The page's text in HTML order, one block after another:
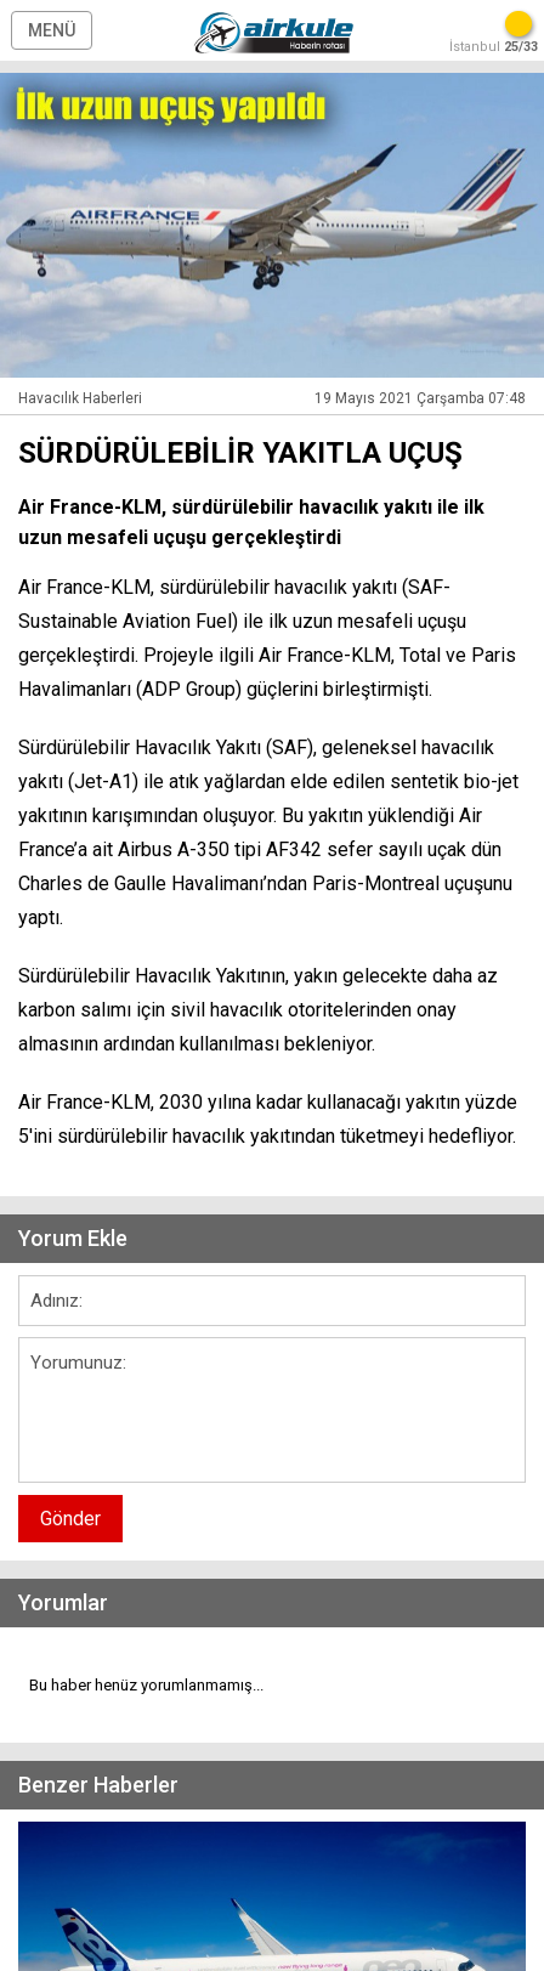
MENÜ
İstanbul 25/33
Havacılık Haberleri 19 Mayıs 2021 Çarşamba 07:48
SÜRDÜRÜLEBİLİR YAKITLA UÇUŞ
Air France-KLM, sürdürülebilir havacılık yakıtı ile ilk
uzun mesafeli uçuşu gerçekleştirdi
Air France-KLM, sürdürülebilir havacılık yakıtı (SAF-
Sustainable Aviation Fuel) ile ilk uzun mesafeli uçuşu
gerçekleştirdi. Projeyle ilgili Air France-KLM, Total ve Paris
Havalimanları (ADP Group) güçlerini birleştirmişti.
Sürdürülebilir Havacılık Yakıtı (SAF), geleneksel havacılık
yakıtı (Jet-A1) ile atık yağlardan elde edilen sentetik bio-jet
yakıtının karışımından oluşuyor. Bu yakıtın yüklendiği Air
France’a ait Airbus A-350 tipi AF342 sefer sayılı uçak dün
Charles de Gaulle Havalimanı’ndan Paris-Montreal uçuşunu
yaptı.
Sürdürülebilir Havacılık Yakıtının, yakın gelecekte daha az
karbon salımı için sivil havacılık otoritelerinden onay
almasının ardından kullanılması bekleniyor.
Air France-KLM, 2030 yılına kadar kullanacağı yakıtın yüzde
5'ini sürdürülebilir havacılık yakıtından tüketmeyi hedefliyor.
Yorum Ekle
Gönder
Yorumlar
Bu haber henüz yorumlanmamış...
Benzer Haberler